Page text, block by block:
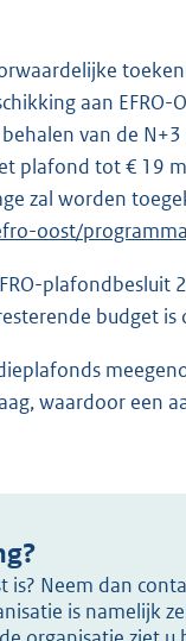
aan
van de
plafond tot € 19
zal worden
oost/
budget
waardoor een
Neem dan
is namelijk